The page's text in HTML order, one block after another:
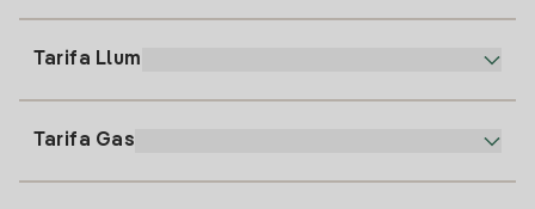
91 919 52 73
clientes@tuiberdrola.es
Tarifa Llum
Tarifa Gas